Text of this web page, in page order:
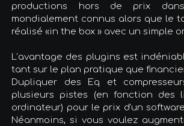
productions hors de prix
mondialement connus alors que le
réalisé «in the box » avec un simple
L’avantage des plugins est
tant sur le plan pratique que
Dupliquer des Eq et
plusieurs pistes (en fonction des
ordinateur) pour le prix d’un
Néanmoins, si vous voulez